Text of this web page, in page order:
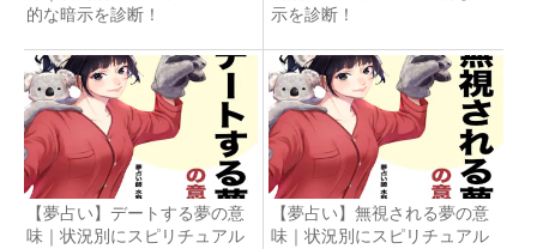
的な暗示を診断！
示を診断！
【夢占い】デートする夢の意
味｜状況別にスピリチュアル
【夢占い】無視される夢の意
味｜状況別にスピリチュアル